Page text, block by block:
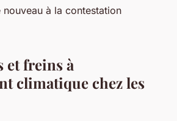
à la contestation
et freins à
climatique chez les